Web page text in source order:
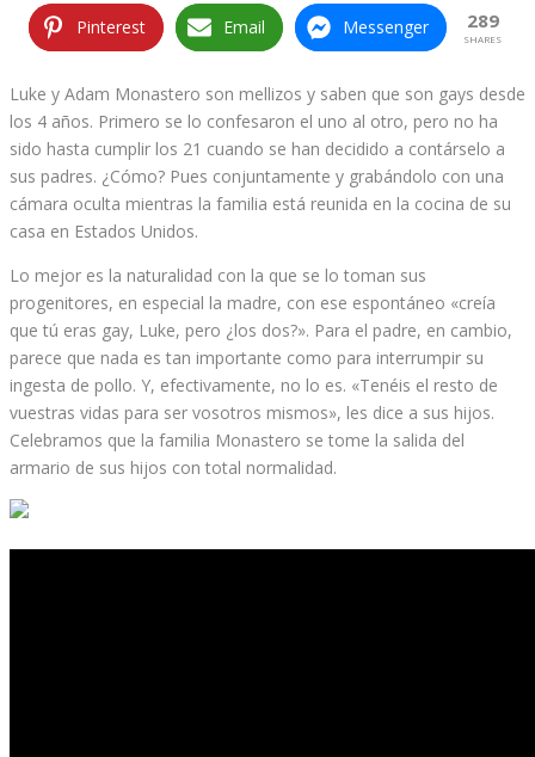
Pinterest Email Messenger 289
SHARES
Luke y Adam Monastero son mellizos y saben que son gays desde
los 4 años. Primero se lo confesaron el uno al otro, pero no ha
sido hasta cumplir los 21 cuando se han decidido a contárselo a
sus padres. ¿Cómo? Pues conjuntamente y grabándolo con una
cámara oculta mientras la familia está reunida en la cocina de su
casa en Estados Unidos.
Lo mejor es la naturalidad con la que se lo toman sus
progenitores, en especial la madre, con ese espontáneo «creía
que tú eras gay, Luke, pero ¿los dos?». Para el padre, en cambio,
parece que nada es tan importante como para interrumpir su
ingesta de pollo. Y, efectivamente, no lo es. «Tenéis el resto de
vuestras vidas para ser vosotros mismos», les dice a sus hijos.
Celebramos que la familia Monastero se tome la salida del
armario de sus hijos con total normalidad.